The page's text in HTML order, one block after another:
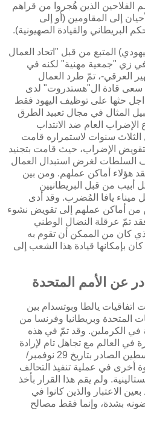
الفلاحين الذين هُجروا من قراهم
إلى المقاومين (أو إلى
البريطاني والقيادة الصهيونية).
المتبع من قبل "اتحاد العمال
في زي "جمعية مهنية" لكنه في
العرقي-، تمّ طرد العمال
سعى قادة ال"هستدروت" لدى
حثها على توظيف اليهود فقط
المثال في مجال تعبيد الطرق
الإضراب العام ضد الانتداب
في عام 1936 وخلال الثلاث سنوات لاستمراره قامت
الإضراب، حيث قامت بتجنيد
لغرض استبدال العمال
هؤلاء أماكن عملهم. ومن بين
أبيب من قبل البريطانيين
ميناء يافا المُضرب. وقد أدى
من أماكن عملهم إلى تقويض نشوء
تمّ عرقلة النضال الوطني
كان من الممكن أن تقوم به
كان بإمكانها قيادة هذا الشعب إلى
عن الأمم المتحدة
وعام 1946 وُقعت اتفاقيات يالطا وبوتسدام بين
المتحدة وبريطانيا وفرنسا من
في الكرملين. وقد تمّ في هذه
في العالم مع تجاهل تام لإرادة
الشعوب. وكان قرار تقسيم فلسطين الصادر بتاريخ 29 نوفمبر/
وخطوة أخرى في عملية تنفيذ التحالف
ولم يقم هذا القرار بأخذ
الاعتبار والذين كانوا في
بشدة، وإنما فقط مصالح